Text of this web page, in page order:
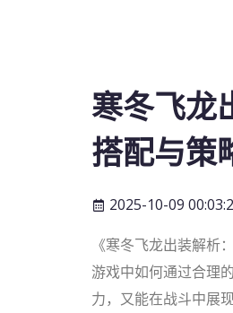
寒冬飞龙
搭配与策
2025-10-09
《寒冬飞龙出装解析
游戏中如何通过合理
力，又能在战斗中展